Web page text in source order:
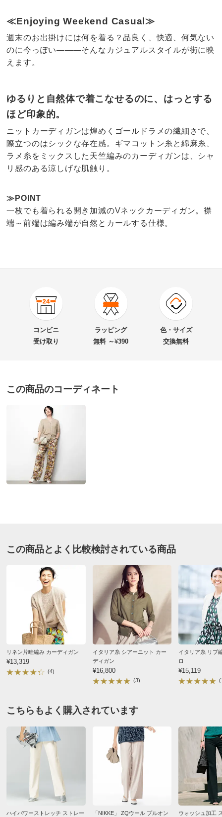
≪Enjoying Weekend Casual≫
週末のお出掛けには何を着る？品良く、快適、何気ない
のに今っぽい―――そんなカジュアルスタイルが街に映
えます。
ゆるりと自然体で着こなせるのに、はっとする
ほど印象的。
ニットカーディガンは煌めくゴールドラメの繊細さで、
際立つのはシックな存在感。ギマコットン糸と綿麻糸、
ラメ糸をミックスした天竺編みのカーディガンは、シャ
リ感のある涼しげな肌触り。
≫POINT
一枚でも着られる開き加減のVネックカーディガン。襟
端～前端は編み端が自然とカールする仕様。
商品番号 900-1582-02
送料・送料種
基本配送料：¥880
■色：ベージュ×ゴールドラメ
■素材：綿65・ナイロン20・麻10・ポリエステル5％
■前中心ボタン開き
■原産国：日本製
バスト 92 96
バスト（適応） 79～87 86～94
58 58
袖幅 20
袖口幅 20.5
ゆき丈 50 51
ウエスト(適応) 58～64
ヒップ(適応) 92～100
サイズ表記について（ファッション） 商品の測定について
商品の特徴
弱い手洗い出来ます。（洗濯機は使用できません）
コンビニ
受け取り
ラッピング
無料 ～¥390
色・サイズ
交換無料
この商品のコーディネート
この商品とよく比較検討されている商品
リネン片畦編み カーディガン
¥13,319
(4)
イタリア糸 シアーニット カー
ディガン
¥16,800
(3)
イタリア糸 リブ
ロ
¥15,119
こちらもよく購入されています
ハイパワーストレッチ ストレー
「NIKKE」 ZQウール プルオン
ウォッシュ加工